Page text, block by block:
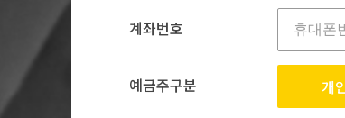
계좌번호
예금주구분 개